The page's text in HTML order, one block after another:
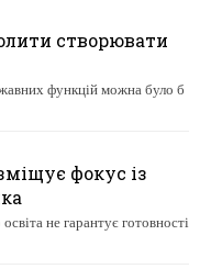
створювати
функцій можна було б
фокус із
не гарантує готовності